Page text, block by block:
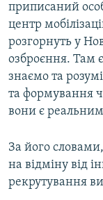
приписаний
центр
розгорнуть у
озброєння. Там
знаємо та
та формування
вони є
За його
на відміну від
рекрутування